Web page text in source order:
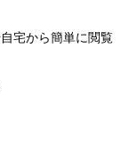
宅から簡単に閲覧